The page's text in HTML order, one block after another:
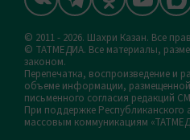
© 2011 - 2026. Шахри Казан. Все
© ТАТМЕДИА. Все материалы,
законом.
Перепечатка, воспроизведение и
объеме информации,
письменного согласия редакций
При поддержке Республиканского
массовым коммуникациям